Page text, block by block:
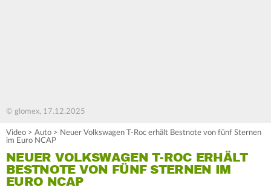
© glomex, 17.12.2025
Video > Auto > Neuer Volkswagen T-Roc erhält Bestnote von fünf Sternen
im Euro NCAP
NEUER VOLKSWAGEN T-ROC ERHÄLT
BESTNOTE VON FÜNF STERNEN IM
EURO NCAP